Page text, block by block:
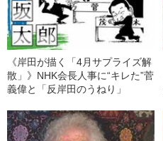
《岸田が描く「4月サプライズ解
散」》NHK会長人事に“キレた”菅
義偉と「反岸田のうねり」